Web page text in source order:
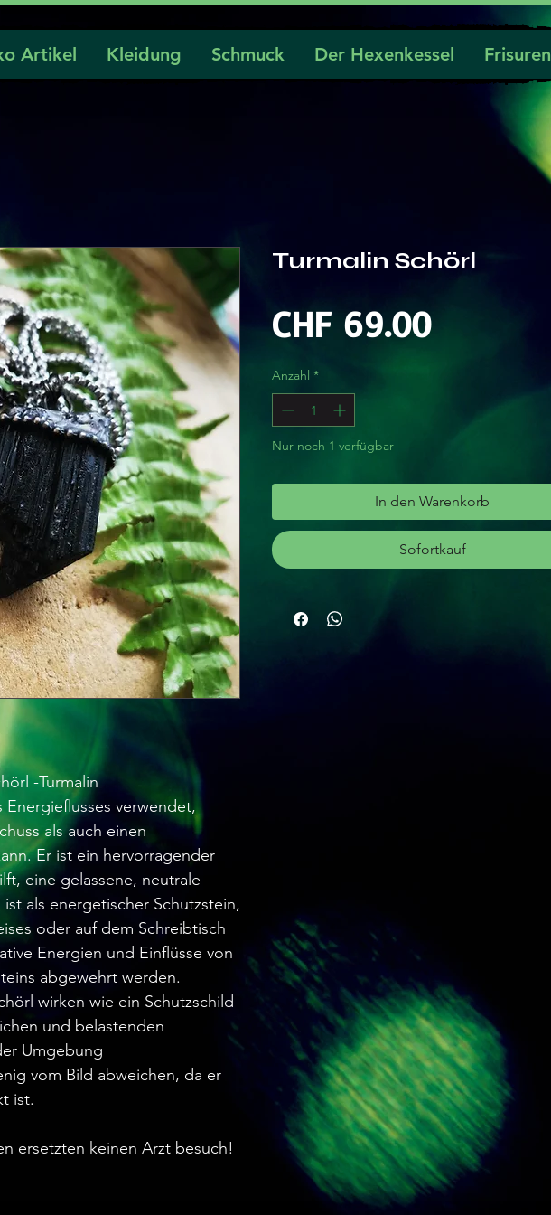
Artikel Kleidung Schmuck Der Hexenkessel Frisuren
-Turmalin
verwendet,
als auch einen
Er ist ein hervorragender
eine gelassene, neutrale
als energetischer Schutzstein,
oder auf dem Schreibtisch
Energien und Einflüsse von
abgewehrt werden.
wirken wie ein Schutzschild
und belastenden
Umgebung
vom Bild abweichen, da er
ist.
ersetzten keinen Arzt besuch!
Turmalin Schörl
CHF 69.00Preis
Anzahl *
Nur noch 1 verfügbar
In den Warenkorb
Sofortkauf